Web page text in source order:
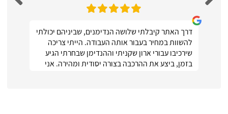
דרך האתר קיבלתי שלושה הנדימנים, שביניהם יכולתי
להשוות במחיר בעבור אותה העבודה. הייתי צריכה
שירכיבו עבורי ארון שקניתי וההנדימן שבחרתי הגיע
בזמן, ביצע את ההרכבה בצורה יסודית ומהירה. אני